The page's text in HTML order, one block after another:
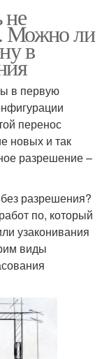
Можно ли
в
в первую
перенос
новых и так
разрешение –
разрешения?
по, который
узаконивания
виды